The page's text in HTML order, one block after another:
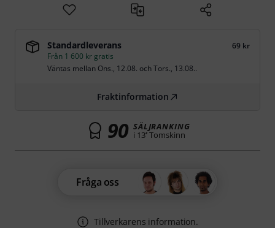
Standardleverans
69 kr
Från 1 600 kr gratis
Väntas mellan Ons., 12.08. ochTors., 13.08..
Fraktinformation
90 SÄLJRANKING
i 13’’ Tomskinn
Fråga oss
Tillverkarens information.